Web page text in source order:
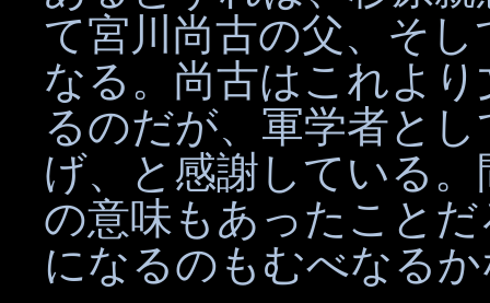
て宮川尚古の父、そ
なる。尚古はこれよ
るのだが、軍学者と
げ、と感謝している
の意味もあったこと
になるのもむべなる